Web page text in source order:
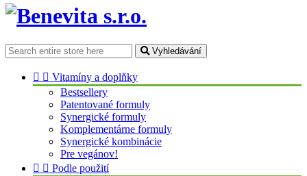
Vyhledávání
  Vitamíny a doplňky
Bestsellery
Patentované formuly
Synergické formuly
Komplementárne formuly
Synergické kombinácie
Pre vegánov!
  Podle použití